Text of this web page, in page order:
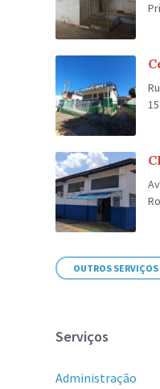
OUTROS SERVIÇOS
Serviços
Administração